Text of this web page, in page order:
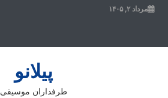
مرداد ۲, ۱۴۰۵
پیلانو
طرفداران موسیقی